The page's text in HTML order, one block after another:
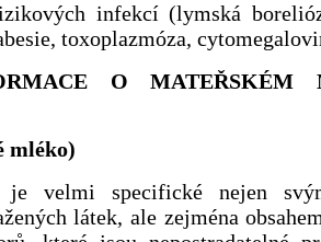
infekcí (lymská
toxoplazmóza,
O MATEŘSKÉM
mléko)
je velmi specifické nejen
látek, ale zejména